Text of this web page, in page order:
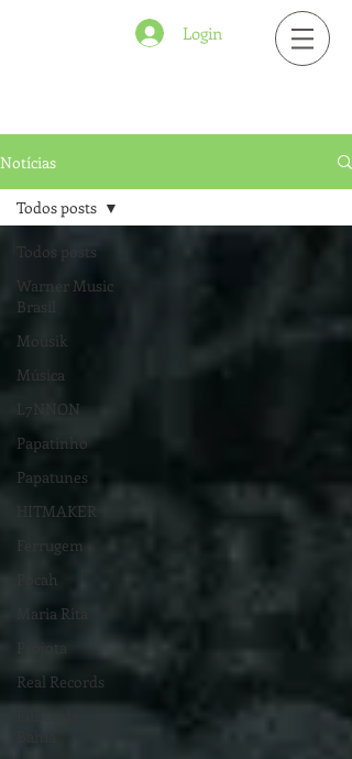
Login
Notícias
Todos posts
Warner Music
Brasil
Mousik
Música
L7NNON
Papatinho
Papatunes
HITMAKER
Ferrugem
Pocah
Maria Rita
Projota
Real Records
Todos posts